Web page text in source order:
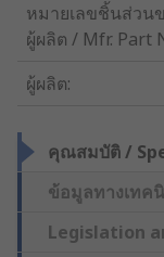
หมายเลขชิ้นส่วน
ผู้ผลิต / Mfr. Part
ผู้ผลิต:
คุณสมบัติ /
ข้อมูลทางเทค
Legislation